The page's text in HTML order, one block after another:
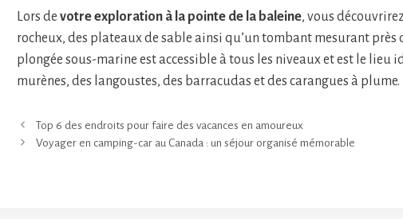
Lors de votre exploration à la pointe de la baleine, vous
rocheux, des plateaux de sable ainsi qu’un tombant mesurant près
plongée sous-marine est accessible à tous les niveaux et est le lieu
murènes, des langoustes, des barracudas et des carangues à plume.
Top 6 des endroits pour faire des vacances en amoureux
Voyager en camping-car au Canada : un séjour organisé mémorable